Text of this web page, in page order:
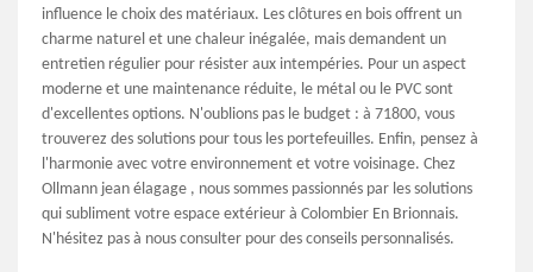
influence le choix des matériaux. Les clôtures en bois offrent un
charme naturel et une chaleur inégalée, mais demandent un
entretien régulier pour résister aux intempéries. Pour un aspect
moderne et une maintenance réduite, le métal ou le PVC sont
d'excellentes options. N'oublions pas le budget : à 71800, vous
trouverez des solutions pour tous les portefeuilles. Enfin, pensez à
l'harmonie avec votre environnement et votre voisinage. Chez
Ollmann jean élagage , nous sommes passionnés par les solutions
qui subliment votre espace extérieur à Colombier En Brionnais.
N'hésitez pas à nous consulter pour des conseils personnalisés.